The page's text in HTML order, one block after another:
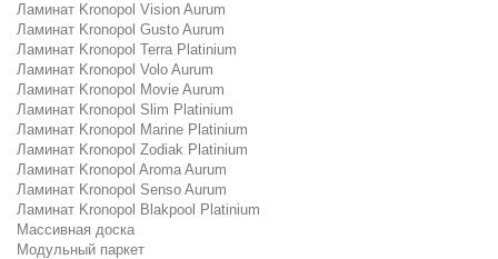
Ламинат Kronopol Vision Aurum
Ламинат Kronopol Gusto Aurum
Ламинат Kronopol Terra Platinium
Ламинат Kronopol Volo Aurum
Ламинат Kronopol Movie Aurum
Ламинат Kronopol Slim Platinium
Ламинат Kronopol Marine Platinium
Ламинат Kronopol Zodiak Platinium
Ламинат Kronopol Aroma Aurum
Ламинат Kronopol Senso Aurum
Ламинат Kronopol Blakpool Platinium
Массивная доска
Модульный паркет